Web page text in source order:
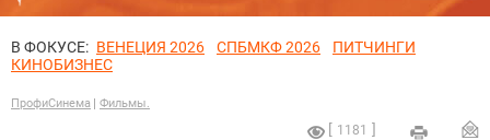
В ФОКУСЕ: ВЕНЕЦИЯ 2026 СПБМКФ 2026
ПИТЧИНГИ
КИНОБИЗНЕС
ПрофиСинема Фильмы.
1181